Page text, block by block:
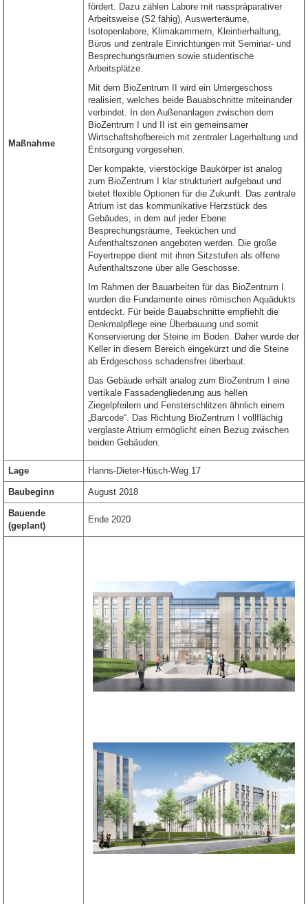
Maßnahme
fördert. Dazu zählen Labore mit nasspräparativer
Arbeitsweise (S2 fähig), Auswerteräume,
Isotopenlabore, Klimakammern, Kleintierhaltung,
Büros und zentrale Einrichtungen mit Seminar- und
Besprechungsräumen sowie studentische
Arbeitsplätze.
Mit dem BioZentrum II wird ein Untergeschoss
realisiert, welches beide Bauabschnitte miteinander
verbindet. In den Außenanlagen zwischen dem
BioZentrum I und II ist ein gemeinsamer
Wirtschaftshofbereich mit zentraler Lagerhaltung und
Entsorgung vorgesehen.
Der kompakte, vierstöckige Baukörper ist analog
zum BioZentrum I klar strukturiert aufgebaut und
bietet flexible Optionen für die Zukunft. Das zentrale
Atrium ist das kommunikative Herzstück des
Gebäudes, in dem auf jeder Ebene
Besprechungsräume, Teeküchen und
Aufenthaltszonen angeboten werden. Die große
Foyertreppe dient mit ihren Sitzstufen als offene
Aufenthaltszone über alle Geschosse.
Im Rahmen der Bauarbeiten für das BioZentrum I
wurden die Fundamente eines römischen Aquädukts
entdeckt. Für beide Bauabschnitte empfiehlt die
Denkmalpflege eine Überbauung und somit
Konservierung der Steine im Boden. Daher wurde der
Keller in diesem Bereich eingekürzt und die Steine
ab Erdgeschoss schadensfrei überbaut.
Das Gebäude erhält analog zum BioZentrum I eine
vertikale Fassadengliederung aus hellen
Ziegelpfeilern und Fensterschlitzen ähnlich einem
„Barcode“. Das Richtung BioZentrum I vollflächig
verglaste Atrium ermöglicht einen Bezug zwischen
beiden Gebäuden.
Lage Hanns-Dieter-Hüsch-Weg 17
Baubeginn August 2018
Bauende
(geplant)
Ende 2020